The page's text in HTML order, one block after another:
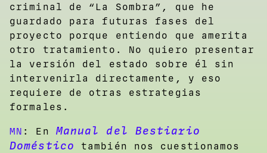
criminal de “La Sombra”, que he
guardado para futuras fases del
proyecto porque entiendo que amerita
otro tratamiento. No quiero presentar
la versión del estado sobre él sin
intervenirla directamente, y eso
requiere de otras estrategias
formales.
MN : En Manual del Bestiario
Doméstico
también nos cuestionamos